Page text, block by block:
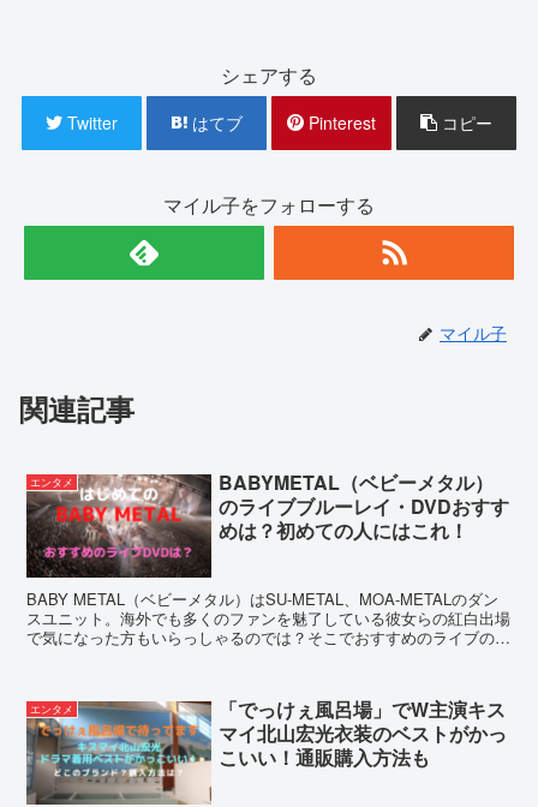
シェアする
Twitter はてブ Pinterest コピー
マイル子をフォローする
マイル子
関連記事
エンタメ
BABYMETAL（ベビーメタル）
のライブブルーレイ・DVDおすす
めは？初めての人にはこれ！
BABY METAL（ベビーメタル）はSU-METAL、MOA-METALのダン
スユニット。海外でも多くのファンを魅了している彼女らの紅白出場
で気になった方もいらっしゃるのでは？そこでおすすめのライブの2
エンタメ
「でっけぇ風呂場」でW主演キス
マイ北山宏光衣装のベストがかっ
こいい！通販購入方法も